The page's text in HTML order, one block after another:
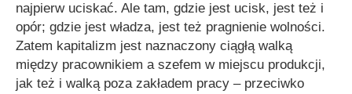
najpierw uciskać. Ale tam, gdzie jest ucisk, jest też i
opór; gdzie jest władza, jest też pragnienie wolności.
Zatem kapitalizm jest naznaczony ciągłą walką
między pracownikiem a szefem w miejscu produkcji,
jak też i walką poza zakładem pracy – przeciwko